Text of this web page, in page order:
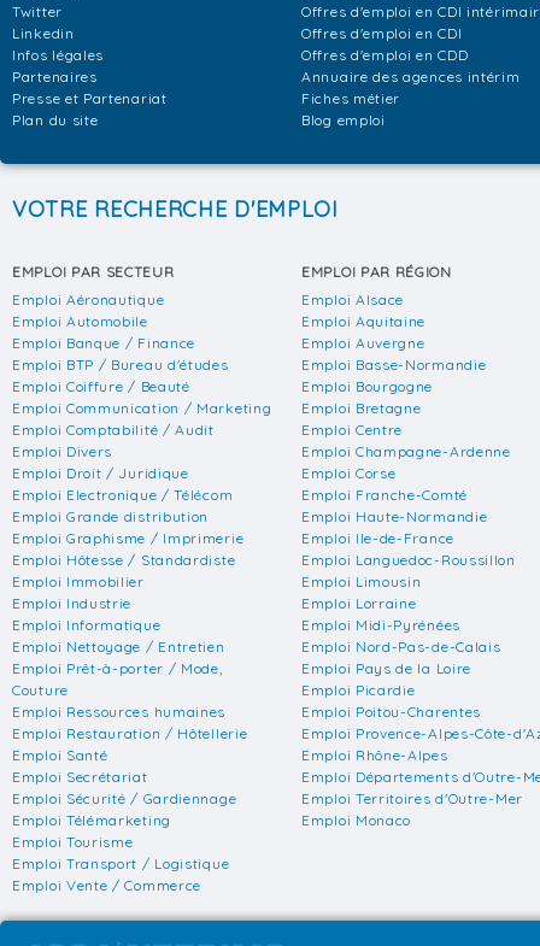
Twitter
Linkedin
Infos légales
Partenaires
Presse et Partenariat
Plan du site
Offres d'emploi en CDI
Offres d'emploi en CDI
Offres d'emploi en CDD
Annuaire des agences intérim
Fiches métier
Blog emploi
VOTRE RECHERCHE D'EMPLOI
EMPLOI PAR SECTEUR
Emploi Aéronautique
Emploi Automobile
Emploi Banque / Finance
Emploi BTP / Bureau d'études
Emploi Coiffure / Beauté
Emploi Communication / Marketing
Emploi Comptabilité / Audit
Emploi Divers
Emploi Droit / Juridique
Emploi Electronique / Télécom
Emploi Grande distribution
Emploi Graphisme / Imprimerie
Emploi Hôtesse / Standardiste
Emploi Immobilier
Emploi Industrie
Emploi Informatique
Emploi Nettoyage / Entretien
Emploi Prêt-à-porter / Mode,
Couture
Emploi Ressources humaines
Emploi Restauration / Hôtellerie
Emploi Santé
Emploi Secrétariat
Emploi Sécurité / Gardiennage
Emploi Télémarketing
Emploi Tourisme
Emploi Transport / Logistique
Emploi Vente / Commerce
EMPLOI PAR RÉGION
Emploi Alsace
Emploi Aquitaine
Emploi Auvergne
Emploi Basse-Normandie
Emploi Bourgogne
Emploi Bretagne
Emploi Centre
Emploi Champagne-Ardenne
Emploi Corse
Emploi Franche-Comté
Emploi Haute-Normandie
Emploi Ile-de-France
Emploi Languedoc-Roussillon
Emploi Limousin
Emploi Lorraine
Emploi Midi-Pyrénées
Emploi Nord-Pas-de-Calais
Emploi Pays de la Loire
Emploi Picardie
Emploi Poitou-Charentes
Emploi Provence-Alpes-Côte-
Emploi Rhône-Alpes
Emploi Départements d'Outre-
Emploi Territoires d'Outre-Mer
Emploi Monaco